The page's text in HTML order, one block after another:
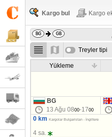
Kargo bul Kargo
Treyler tipi
Yükleme
BG
13 Ağu 0800-1700
0 km
Kargolar Bulgaristan - İngiltere
4 sa.